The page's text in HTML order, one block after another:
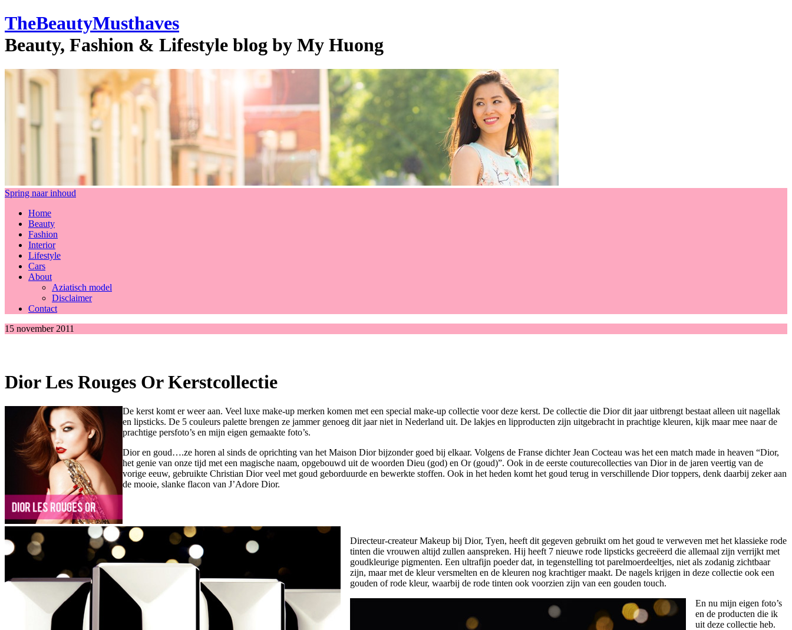
TheBeautyMusthaves
Beauty, Fashion & Lifestyle blog by My Huong
Spring naar inhoud
Home
Beauty
Fashion
Interior
Lifestyle
Cars
About
Aziatisch model
Disclaimer
Contact
15 november 2011
Dior Les Rouges Or Kerstcollectie
De kerst komt er weer aan. Veel luxe make-up merken komen met een special make-up collectie voor deze kerst. De collectie die Dior dit jaar uitbrengt bestaat alleen uit nagellak
en lipsticks. De 5 couleurs palette brengen ze jammer genoeg dit jaar niet in Nederland uit. De lakjes en lipproducten zijn uitgebracht in prachtige kleuren, kijk maar mee naar de
prachtige persfoto’s en mijn eigen gemaakte foto’s.
Dior en goud….ze horen al sinds de oprichting van het Maison Dior bijzonder goed bij elkaar. Volgens de Franse dichter Jean Cocteau was het een match made in heaven “Dior,
het genie van onze tijd met een magische naam, opgebouwd uit de woorden Dieu (god) en Or (goud)”. Ook in de eerste couturecollecties van Dior in de jaren veertig van de
vorige eeuw, gebruikte Christian Dior veel met goud geborduurde en bewerkte stoffen. Ook in het heden komt het goud terug in verschillende Dior toppers, denk daarbij zeker aan
de mooie, slanke flacon van J’Adore Dior.
Directeur-createur Makeup bij Dior, Tyen, heeft dit gegeven gebruikt om het goud te verweven met het klassieke rode
tinten die vrouwen altijd zullen aanspreken. Hij heeft 7 nieuwe rode lipsticks gecreëerd die allemaal zijn verrijkt met
goudkleurige pigmenten. Een ultrafijn poeder dat, in tegenstelling tot parelmoerdeeltjes, niet als zodanig zichtbaar
zijn, maar met de kleur versmelten en de kleuren nog krachtiger maakt. De nagels krijgen in deze collectie ook een
gouden of rode kleur, waarbij de rode tinten ook voorzien zijn van een gouden touch.
En nu mijn eigen foto’s
en de producten die ik
uit deze collectie heb.